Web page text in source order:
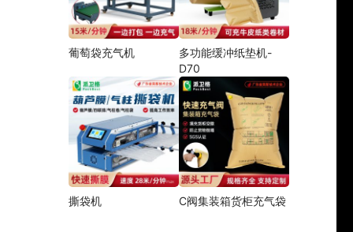
葡萄袋充气机
多功能缓冲纸垫机-
D70
撕袋机 C阀集装箱货柜充气袋